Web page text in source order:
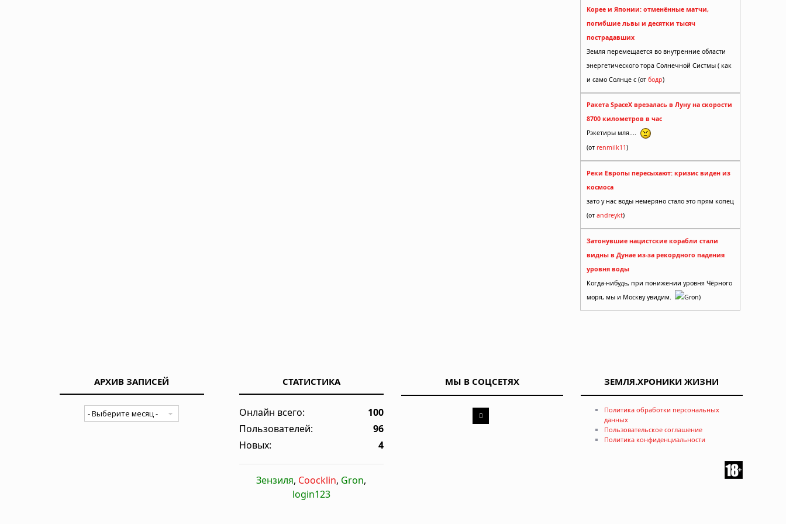
Корее и Японии: отменённые матчи,
погибшие львы и десятки тысяч
пострадавших
Земля перемещается во внутренние области
энергетического тора Солнечной Систмы ( как
и само Солнце с (от бодр)
Ракета SpaceX врезалась в Луну на скорости
8700 километров в час
Рэкетиры мля....
(от renmilk11)
Реки Европы пересыхают: кризис виден из
космоса
зато у нас воды немеряно стало это прям копец
(от andreykt)
Затонувшие нацистские корабли стали
видны в Дунае из-за рекордного падения
уровня воды
Когда-нибудь, при понижении уровня Чёрного
моря, мы и Москву увидим.
Gron)
АРХИВ ЗАПИСЕЙ СТАТИСТИКА
Онлайн всего:
100
Пользователей:
96
Новых:
4
Зензиля, Coocklin, Gron,
login123
МЫ В СОЦСЕТЯХ ЗЕМЛЯ.ХРОНИКИ ЖИЗНИ
Политика обработки персональных
данных
Пользовательское соглашение
Политика конфиденциальности